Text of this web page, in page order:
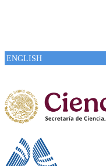
ENGLISH